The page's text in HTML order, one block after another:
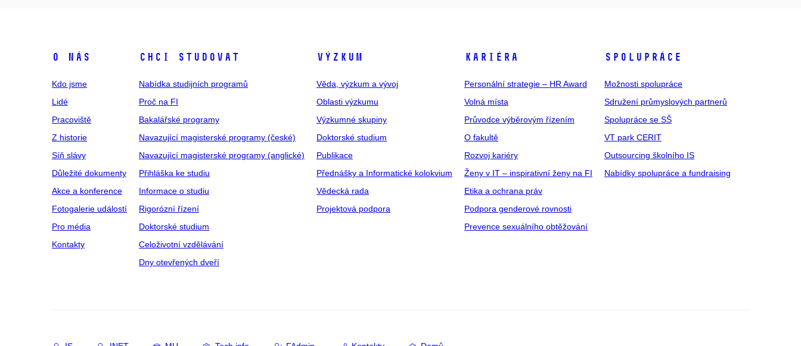
O NÁS
Kdo jsme
Lidé
Pracoviště
Z historie
Síň slávy
Důležité dokumenty
Akce a konference
Fotogalerie událostí
Pro média
Kontakty
CHCI STUDOVAT
Nabídka studijních programů
Proč na FI
Bakalářské programy
Navazující magisterské programy (české)
Navazující magisterské programy (anglické)
Přihláška ke studiu
Informace o studiu
Rigorózní řízení
Doktorské studium
Celoživotní vzdělávání
Dny otevřených dveří
VÝZKUM
Věda, výzkum a vývoj
Oblasti výzkumu
Výzkumné skupiny
Doktorské studium
Publikace
Přednášky a Informatické kolokvium
Vědecká rada
Projektová podpora
KARIÉRA
Personální strategie – HR Award
Volná místa
Průvodce výběrovým řízením
O fakultě
Rozvoj kariéry
Ženy v IT – inspirativní ženy na FI
Etika a ochrana práv
Podpora genderové rovnosti
Prevence sexuálního obtěžování
SPOLUPRÁCE
Možnosti spolupráce
Sdružení průmyslových partnerů
Spolupráce se SŠ
VT park CERIT
Outsourcing školního IS
Nabídky spolupráce a fundraising